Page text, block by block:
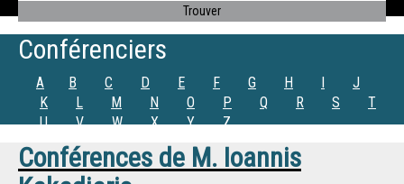
Conférenciers
A B C D E F G H I
J
K
L M N O P Q R S
T
U
V W X Y Z
Conférences de M. Ioannis